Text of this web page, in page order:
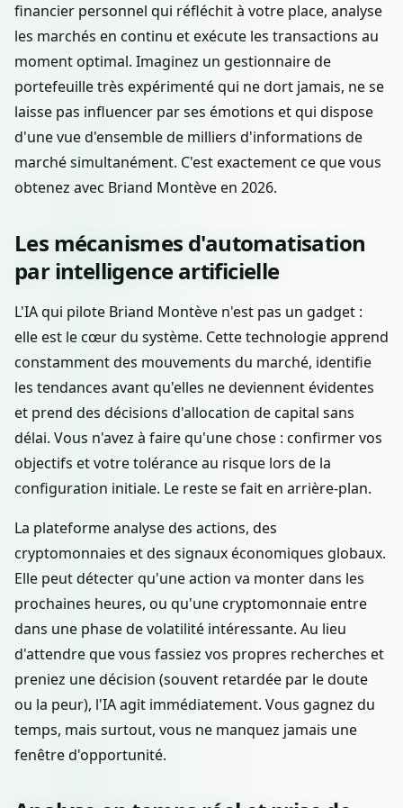
financier personnel qui réfléchit à votre place, analyse
les marchés en continu et exécute les transactions au
moment optimal. Imaginez un gestionnaire de
portefeuille très expérimenté qui ne dort jamais, ne se
laisse pas influencer par ses émotions et qui dispose
d'une vue d'ensemble de milliers d'informations de
marché simultanément. C'est exactement ce que vous
obtenez avec Briand Montève en 2026.
Les mécanismes d'automatisation
par intelligence artificielle
L'IA qui pilote Briand Montève n'est pas un gadget :
elle est le cœur du système. Cette technologie apprend
constamment des mouvements du marché, identifie
les tendances avant qu'elles ne deviennent évidentes
et prend des décisions d'allocation de capital sans
délai. Vous n'avez à faire qu'une chose : confirmer vos
objectifs et votre tolérance au risque lors de la
configuration initiale. Le reste se fait en arrière-plan.
La plateforme analyse des actions, des
cryptomonnaies et des signaux économiques globaux.
Elle peut détecter qu'une action va monter dans les
prochaines heures, ou qu'une cryptomonnaie entre
dans une phase de volatilité intéressante. Au lieu
d'attendre que vous fassiez vos propres recherches et
preniez une décision (souvent retardée par le doute
ou la peur), l'IA agit immédiatement. Vous gagnez du
temps, mais surtout, vous ne manquez jamais une
fenêtre d'opportunité.